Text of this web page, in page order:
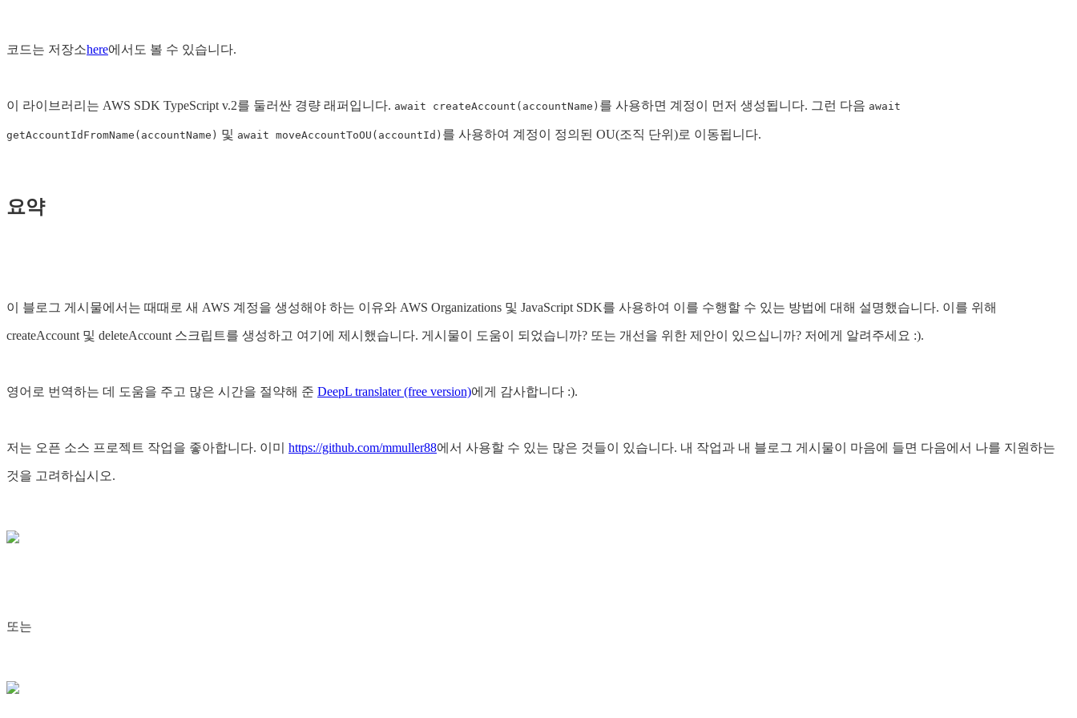
코드는 저장소here에서도 볼 수 있습니다.
이 라이브러리는 AWS SDK TypeScript v.2를 둘러싼 경량 래퍼입니다. await createAccount(accountName) 를 사용하면 계정이 먼저 생성됩니다. 그런 다음 await
getAccountIdFromName(accountName) 및 await moveAccountToOU(accountId) 를 사용하여 계정이 정의된 OU(조직 단위)로 이동됩니다.
요약
이 블로그 게시물에서는 때때로 새 AWS 계정을 생성해야 하는 이유와 AWS Organizations 및 JavaScript SDK를 사용하여 이를 수행할 수 있는 방법에 대해 설명했습니다. 이를 위해
createAccount 및 deleteAccount 스크립트를 생성하고 여기에 제시했습니다. 게시물이 도움이 되었습니까? 또는 개선을 위한 제안이 있으십니까? 저에게 알려주세요 :).
영어로 번역하는 데 도움을 주고 많은 시간을 절약해 준 DeepL translater (free version)에게 감사합니다 :).
저는 오픈 소스 프로젝트 작업을 좋아합니다. 이미 https://github.com/mmuller88에서 사용할 수 있는 많은 것들이 있습니다. 내 작업과 내 블로그 게시물이 마음에 들면 다음에서 나를 지원하는
것을 고려하십시오.
또는